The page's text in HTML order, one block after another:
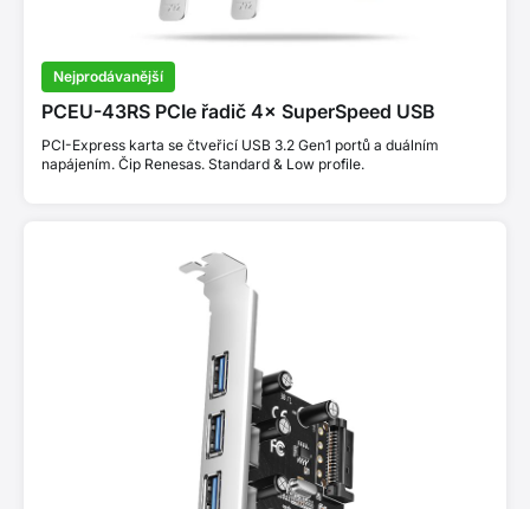
Nejprodávanější
PCEU-43RS PCIe řadič 4× SuperSpeed USB
PCI-Express karta se čtveřicí USB 3.2 Gen1 portů a duálním
napájením. Čip Renesas. Standard & Low profile.